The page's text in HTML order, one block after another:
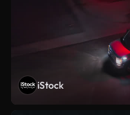
iStock